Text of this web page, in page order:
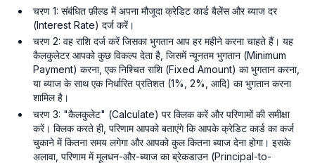
चरण 1: संबंधित फ़ील्ड में अपना मौजूदा क्रेडिट कार्ड बैलेंस और ब्याज दर
(Interest Rate) दर्ज करें।
चरण 2: वह राशि दर्ज करें जिसका भुगतान आप हर महीने करना चाहते हैं। यह
कैलकुलेटर आपको कुछ विकल्प देता है, जिसमें न्यूनतम भुगतान (Minimum
Payment) करना, एक निश्चित राशि (Fixed Amount) का भुगतान करना,
या ब्याज के साथ एक निर्धारित प्रतिशत (1%, 2%, आदि) का भुगतान करना
शामिल है।
चरण 3: "कैलकुलेट" (Calculate) पर क्लिक करें और परिणामों की समीक्षा
करें। क्लिक करते ही, परिणाम आपको बताएंगे कि आपके क्रेडिट कार्ड का कर्ज
चुकाने में कितना समय लगेगा और आपको कुल कितना ब्याज देना होगा। इसके
अलावा, परिणाम में मूलधन-और-ब्याज का ब्रेकडाउन (Principal-to-